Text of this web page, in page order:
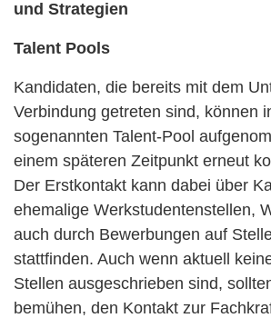
und Strategien
Talent Pools
Kandidaten, die bereits mit dem
Verbindung getreten sind, können
sogenannten Talent-Pool
einem späteren Zeitpunkt erneut
Der Erstkontakt kann dabei über
ehemalige Werkstudentenstellen,
auch durch Bewerbungen auf
stattfinden. Auch wenn aktuell
Stellen ausgeschrieben sind,
bemühen, den Kontakt zur